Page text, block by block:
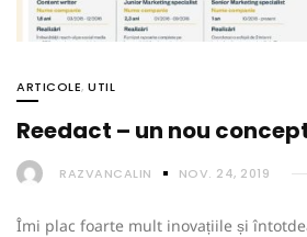
ARTICOLE, UTIL
Reedact – un nou
RAZVANCALIN NOV. 24, 2019
Îmi plac foarte mult inovațiile și